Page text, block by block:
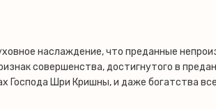
наслаждение, что преданные
совершенства, достигнутого в
Господа Шри Кришны, и даже богатства